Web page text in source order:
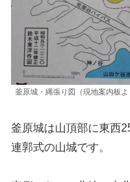
釜原城・縄張り図（現地案内板よ
釜原城は山頂部に東西
連郭式の山城です。